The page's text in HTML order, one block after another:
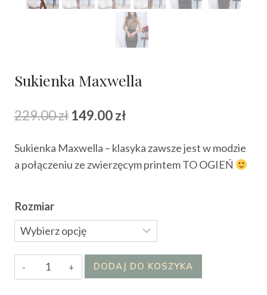
Sukienka Maxwella
229.00zł Pierwotna
wynosiła:
149.00zł
wynosi:
Sukienka Maxwella – klasyka zawsze jest w modzie
a połączeniu ze zwierzęcym printem TO OGIEŃ
Rozmiar
ilość
Sukienka
DODAJ DO KOSZYKA